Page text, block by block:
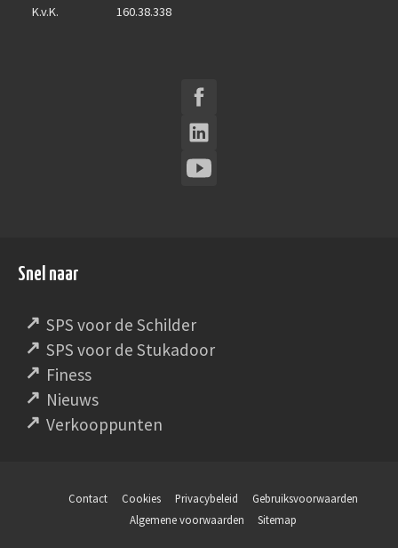
K.v.K. 160.38.338
Snel naar
SPS voor de Schilder
SPS voor de Stukadoor
Finess
Nieuws
Verkooppunten
Contact Cookies Privacybeleid
Gebruiksvoorwaarden
Algemene voorwaarden
Sitemap